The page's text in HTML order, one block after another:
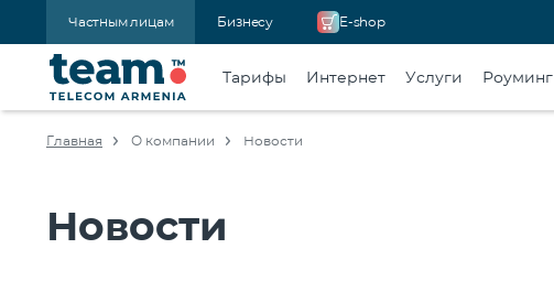
Частным лицам Бизнесу E-shop
Тарифы Интернет Услуги Роуминг
Главная О компании Новости
Новости